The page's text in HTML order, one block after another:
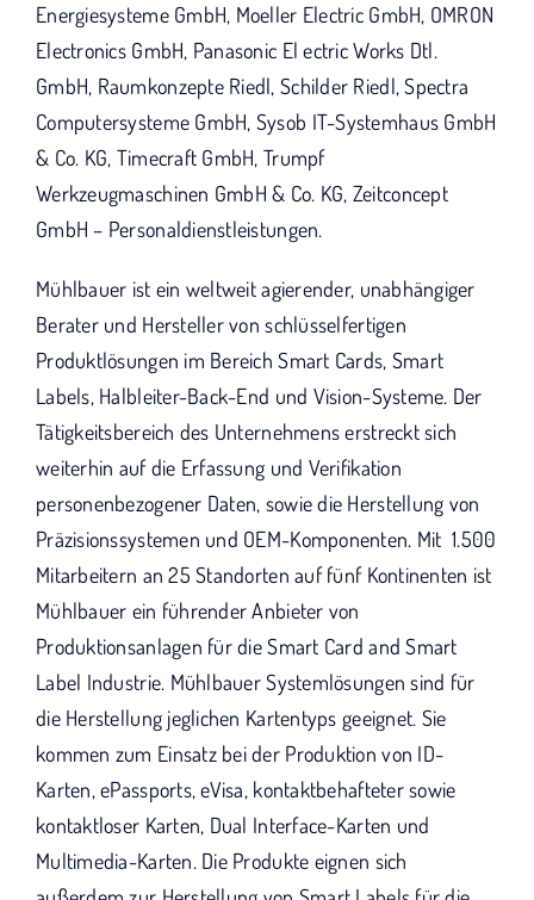
Energiesysteme GmbH, Moeller Electric GmbH, OMRON
Electronics GmbH, Panasonic El ectric Works Dtl.
GmbH, Raumkonzepte Riedl, Schilder Riedl, Spectra
Computersysteme GmbH, Sysob IT-Systemhaus GmbH
& Co. KG, Timecraft GmbH, Trumpf
Werkzeugmaschinen GmbH & Co. KG, Zeitconcept
GmbH – Personaldienstleistungen.
Mühlbauer ist ein weltweit agierender, unabhängiger
Berater und Hersteller von schlüsselfertigen
Produktlösungen im Bereich Smart Cards, Smart
Labels, Halbleiter-Back-End und Vision-Systeme. Der
Tätigkeitsbereich des Unternehmens erstreckt sich
weiterhin auf die Erfassung und Verifikation
personenbezogener Daten, sowie die Herstellung von
Präzisionssystemen und OEM-Komponenten. Mit 1.500
Mitarbeitern an 25 Standorten auf fünf Kontinenten ist
Mühlbauer ein führender Anbieter von
Produktionsanlagen für die Smart Card and Smart
Label Industrie. Mühlbauer Systemlösungen sind für
die Herstellung jeglichen Kartentyps geeignet. Sie
kommen zum Einsatz bei der Produktion von ID-
Karten, ePassports, eVisa, kontaktbehafteter sowie
kontaktloser Karten, Dual Interface-Karten und
Multimedia-Karten. Die Produkte eignen sich